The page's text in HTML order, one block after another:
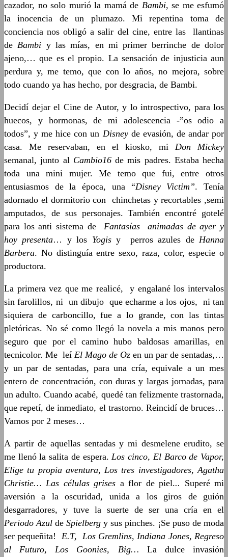
cazador, no solo murió la mamá de Bambi, se me esfumó
la inocencia de un plumazo. Mi repentina toma de
conciencia nos obligó a salir del cine, entre las llantinas
deBambi y las mías, en mi primer berrinche de dolor
ajeno,… que es el propio. La sensación de injusticia aun
perdura y, me temo, que con lo años, no mejora, sobre
todo cuando ya has hecho, por desgracia, de Bambi.
Decidí dejar el Cine de Autor, y lo introspectivo, para los
huecos, y hormonas, de mi adolescencia -”os odio a
todos”, y me hice con un Disneyde evasión, de andar por
casa. Me reservaban, en el kiosko, mi Don Mickey
semanal, junto al Cambio16de mis padres. Estaba hecha
toda una mini mujer. Me temo que fui, entre otros
entusiasmos de la época, una “Disney Victim”. Tenía
adornado el dormitorio con chinchetas y recortables ,semi
amputados, de sus personajes. También encontré gotelé
para los anti sistema de
Fantasías animadas de ayer y
hoy presenta… y los Yogisy perros azules deHanna
Barbera. No distinguía entre sexo, raza, color, especie o
productora.
La primera vez que me realicé, y engalané los intervalos
sin farolillos, ni un dibujo que echarme a los ojos, ni tan
siquiera de carboncillo, fue a lo grande, con las tintas
pletóricas. No sé como llegó la novela a mis manos pero
seguro que por el camino hubo baldosas amarillas, en
tecnicolor. Me leí El Mago de Oz en un par de sentadas,…
y un par de sentadas, para una cría, equivale a un mes
entero de concentración, con duras y largas jornadas, para
un adulto. Cuando acabé, quedé tan felizmente trastornada,
que repetí, de inmediato, el trastorno. Reincidí de bruces…
Vamos por 2 meses…
A partir de aquellas sentadas y mi desmelene erudito, se
me llenó la salita de espera.Los cinco, El Barco de Vapor,
Elige tu propia aventura,Los tres investigadores, Agatha
Christie… Las células grises a flor de piel... Superé mi
aversión a la oscuridad, unida a los giros de guión
desgarradores, y tuve la suerte de ser una cría en el
Periodo Azul de Spielberg y sus pinches. ¡Se puso de moda
ser pequeñita!
E.T, Los Gremlins, Indiana Jones, Regreso
al Futuro, Los Goonies, Big… La dulce invasión